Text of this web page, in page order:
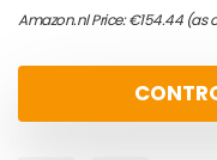
Amazon.nl Price:€154.44(as